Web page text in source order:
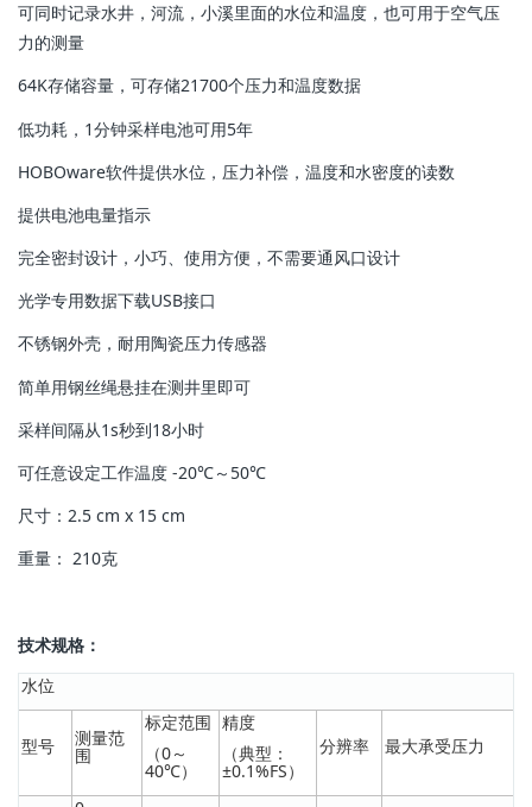
可同时记录水井，河流，小溪里面的水位和温度，也可用于空气压
力的测量
64K存储容量，可存储21700个压力和温度数据
低功耗，1分钟采样电池可用5年
HOBOware软件提供水位，压力补偿，温度和水密度的读数
提供电池电量指示
完全密封设计，小巧、使用方便，不需要通风口设计
光学专用数据下载USB接口
不锈钢外壳，耐用陶瓷压力传感器
简单用钢丝绳悬挂在测井里即可
采样间隔从1s秒到18小时
可任意设定工作温度 -20℃～50℃
尺寸：2.5 cm x 15 cm
重量： 210克
技术规格：
水位
型号 测量范
围
标定范围
（0～
40℃）
精度
（典型：
±0.1%FS）
分辨率 最大承受压力